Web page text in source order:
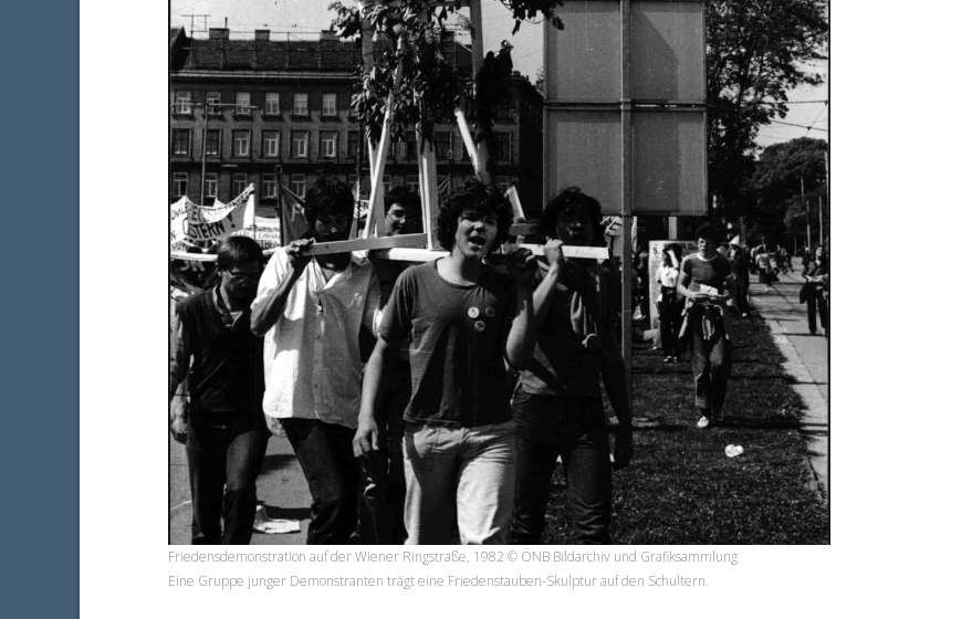
Friedensdemonstration auf der Wiener Ringstraße, 1982 © ÖNB Bildarchiv und Grafiksammlung
Eine Gruppe junger Demonstranten trägt eine Friedenstauben-Skulptur auf den Schultern.